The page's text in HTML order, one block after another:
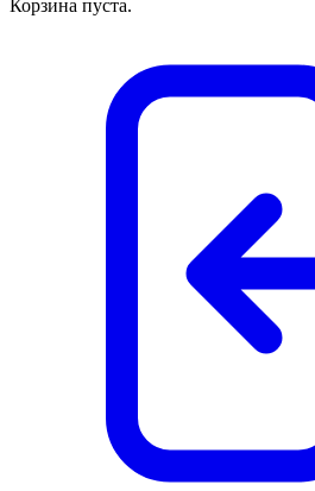
Корзина пуста.